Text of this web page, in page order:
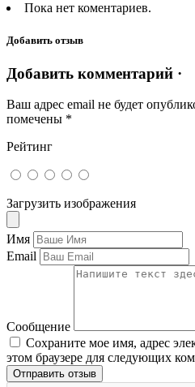
Пока нет коментариев.
Добавить отзыв
Добавить комментарий ·
Ваш адрес email не будет
помечены *
Рейтинг
Загрузить изображения
Имя
Email
Сообщение
Сохраните мое имя, адрес
этом браузере для следующих
Отправить отзыв